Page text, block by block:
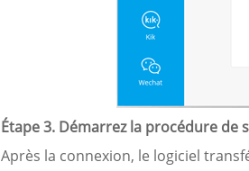
Étape 3. Démarrez la procédure de
Après la connexion, le logiciel